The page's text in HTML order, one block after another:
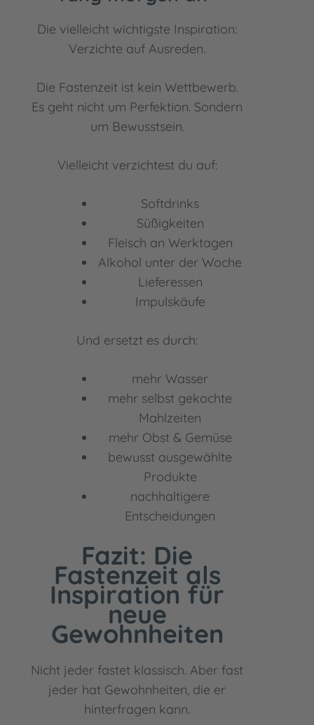
Die vielleicht wichtigste Inspiration:
Verzichte auf Ausreden.
Die Fastenzeit ist kein Wettbewerb.
Es geht nicht um Perfektion. Sondern
um Bewusstsein.
Vielleicht verzichtest du auf:
Softdrinks
Süßigkeiten
Fleisch an Werktagen
Alkohol unter der Woche
Lieferessen
Impulskäufe
Und ersetzt es durch:
mehr Wasser
mehr selbst gekochte
Mahlzeiten
mehr Obst & Gemüse
bewusst ausgewählte
Produkte
nachhaltigere
Entscheidungen
Fazit: Die
Fastenzeit als
Inspiration für
neue
Gewohnheiten
Nicht jeder fastet klassisch. Aber fast
jeder hat Gewohnheiten, die er
hinterfragen kann.